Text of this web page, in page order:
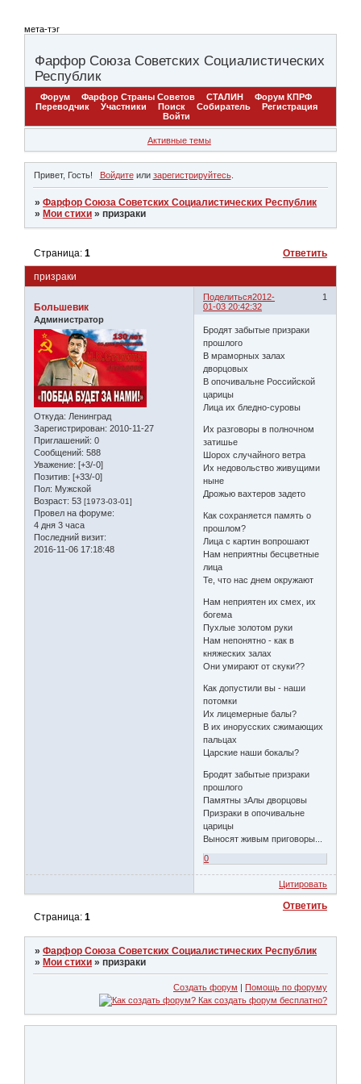
мета-тэг
Фарфор Союза Советских Социалистических
Республик
Форум Фарфор Страны Советов СТАЛИН
Форум КПРФ
Переводчик
Участники Поиск Собиратель
Регистрация
Войти
Активные темы
Привет, Гость! Войдитеили зарегистрируйтесь.
»Фарфор Союза Советских Социалистических Республик
» Мои стихи »призраки
призраки
Страница:1 Ответить
Поделиться 1
2012-
01-03 20:42:32
Большевик
Администратор
Откуда: Ленинград
Зарегистрирован: 2010-11-27
Приглашений: 0
Сообщений: 588
Уважение: [+3/-0]
Позитив: [+33/-0]
Пол: Мужской
Возраст: 53 [1973-03-01]
Провел на форуме:
4 дня 3 часа
Последний визит:
2016-11-06 17:18:48
Бродят забытые призраки
прошлого
В мраморных залах
дворцовых
В опочивальне Российской
царицы
Лица их бледно-суровы
Их разговоры в полночном
затишье
Шорох случайного ветра
Их недовольство живущими
ныне
Дрожью вахтеров задето
Как сохраняется память о
прошлом?
Лица с картин вопрошают
Нам неприятны бесцветные
лица
Те, что нас днем окружают
Нам неприятен их смех, их
богема
Пухлые золотом руки
Нам непонятно - как в
княжеских залах
Они умирают от скуки??
Как допустили вы - наши
потомки
Их лицемерные балы?
В их инорусских сжимающих
пальцах
Царские наши бокалы?
Бродят забытые призраки
прошлого
Памятны зАлы дворцовы
Призраки в опочивальне
царицы
Выносят живым приговоры...
0
Цитировать
Ответить
Страница:1
»Фарфор Союза Советских Социалистических Республик
»Мои стихи »призраки
Создать форум | Помощь по форуму